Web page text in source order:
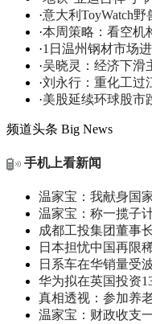
·意大利ToyWatch
·本周策略：看空机
·1日温州钢材市场
·吴晓灵：经济下滑
·刘永行：重化工过
·美股延续环球股市
频道头条 Big News
手机上看新闻
温家宝：我献身国
温家宝：称一揽子
成都工投集团董事
日本担忧中国再限
日系车在华销量受
华为拟在英国投资
真相透视：参加养
温家宝：财政收支